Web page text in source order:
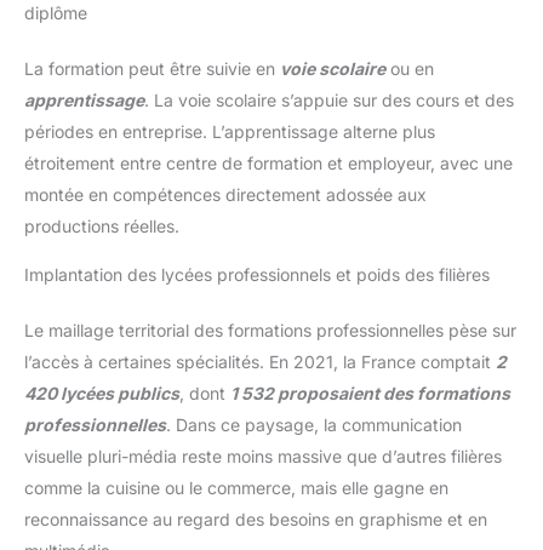
diplôme
La formation peut être suivie en voie scolaireou en
apprentissage. La voie scolaire s’appuie sur des cours et des
périodes en entreprise. L’apprentissage alterne plus
étroitement entre centre de formation et employeur, avec une
montée en compétences directement adossée aux
productions réelles.
Implantation des lycées professionnels et poids des filières
Le maillage territorial des formations professionnelles pèse sur
l’accès à certaines spécialités. En 2021, la France comptait 2
420 lycées publics, dont 1 532 proposaient des formations
professionnelles. Dans ce paysage, la communication
visuelle pluri-média reste moins massive que d’autres filières
comme la cuisine ou le commerce, mais elle gagne en
reconnaissance au regard des besoins en graphisme et en